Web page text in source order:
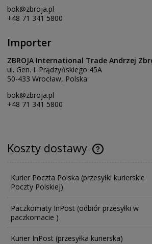
bok@zbroja.pl
+48 71 341 5800
Importer
ZBROJA International Trade Andrzej
ul. Gen. I. Prądzyńskiego 45A
50-433 Wrocław, Polska
bok@zbroja.pl
+48 71 341 5800
Koszty dostawy
Kurier Poczta Polska (przesyłki kurierskie
Poczty Polskiej)
Paczkomaty InPost (odbiór przesyłki w
paczkomacie )
Kurier InPost (przesyłka kurierska)